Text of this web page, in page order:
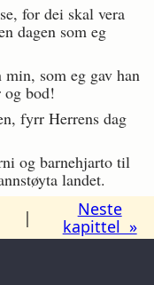
for dei skal vera
dagen som eg
som eg gav han
og bod!
fyrr Herrens dag
og barnehjarto til
landet.
|
Neste
kapittel »